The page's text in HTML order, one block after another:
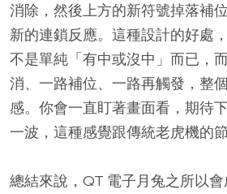
消除，然後上方的新符號掉落補
新的連鎖反應。這種設計的好處
不是單純「有中或沒中」而已，
消、一路補位、一路再觸發，整
感。你會一直盯著畫面看，期待
一波，這種感覺跟傳統老虎機的
總結來說，QT 電子月兔之所以